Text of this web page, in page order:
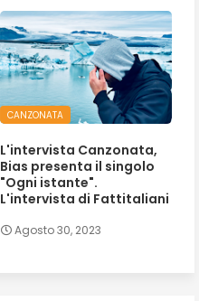
CANZONATA
L'intervista Canzonata,
Bias presenta il singolo
"Ogni istante".
L'intervista di Fattitaliani
Agosto 30, 2023